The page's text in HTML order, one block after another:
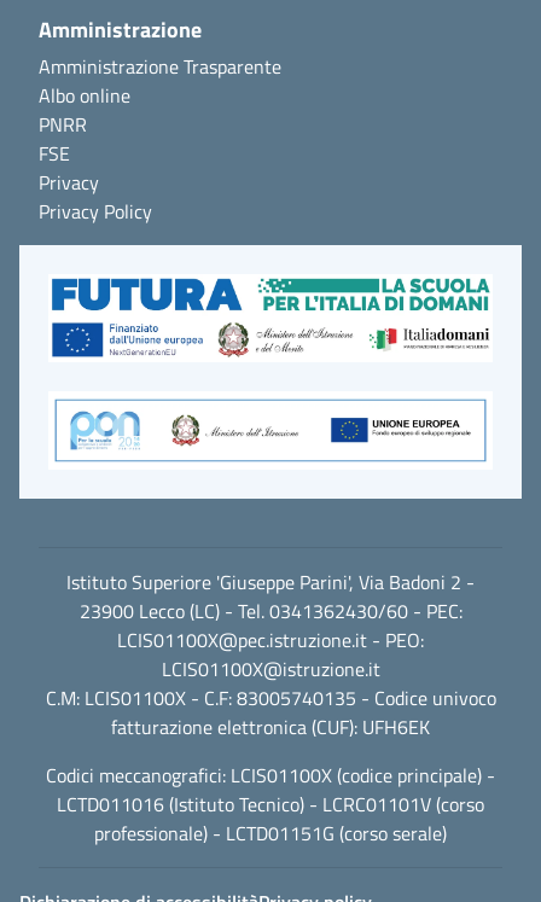
Amministrazione
Amministrazione Trasparente
Albo online
PNRR
FSE
Privacy
Privacy Policy
Istituto Superiore 'Giuseppe Parini', Via Badoni 2 -
23900 Lecco (LC) - Tel. 0341362430/60 - PEC:
LCIS01100X@pec.istruzione.it - PEO:
LCIS01100X@istruzione.it
C.M: LCIS01100X - C.F: 83005740135 - Codice univoco
fatturazione elettronica (CUF): UFH6EK
Codici meccanografici: LCIS01100X (codice principale) -
LCTD011016 (Istituto Tecnico) - LCRC01101V (corso
professionale) - LCTD01151G (corso serale)